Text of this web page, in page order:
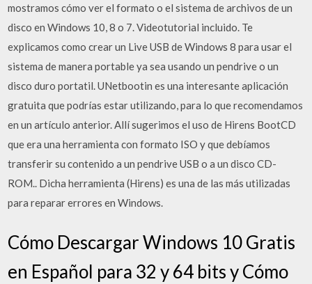
mostramos cómo ver el formato o el sistema de archivos de un
disco en Windows 10, 8 o 7. Videotutorial incluido. Te
explicamos como crear un Live USB de Windows 8 para usar el
sistema de manera portable ya sea usando un pendrive o un
disco duro portatil. UNetbootin es una interesante aplicación
gratuita que podrías estar utilizando, para lo que recomendamos
en un artículo anterior. Allí sugerimos el uso de Hirens BootCD
que era una herramienta con formato ISO y que debíamos
transferir su contenido a un pendrive USB o a un disco CD-
ROM.. Dicha herramienta (Hirens) es una de las más utilizadas
para reparar errores en Windows.
Cómo Descargar Windows 10 Gratis
en Español para 32 y 64 bits y Cómo